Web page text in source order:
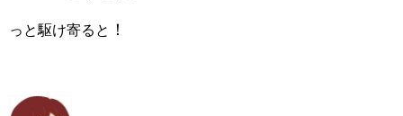
っと駆け寄ると ！